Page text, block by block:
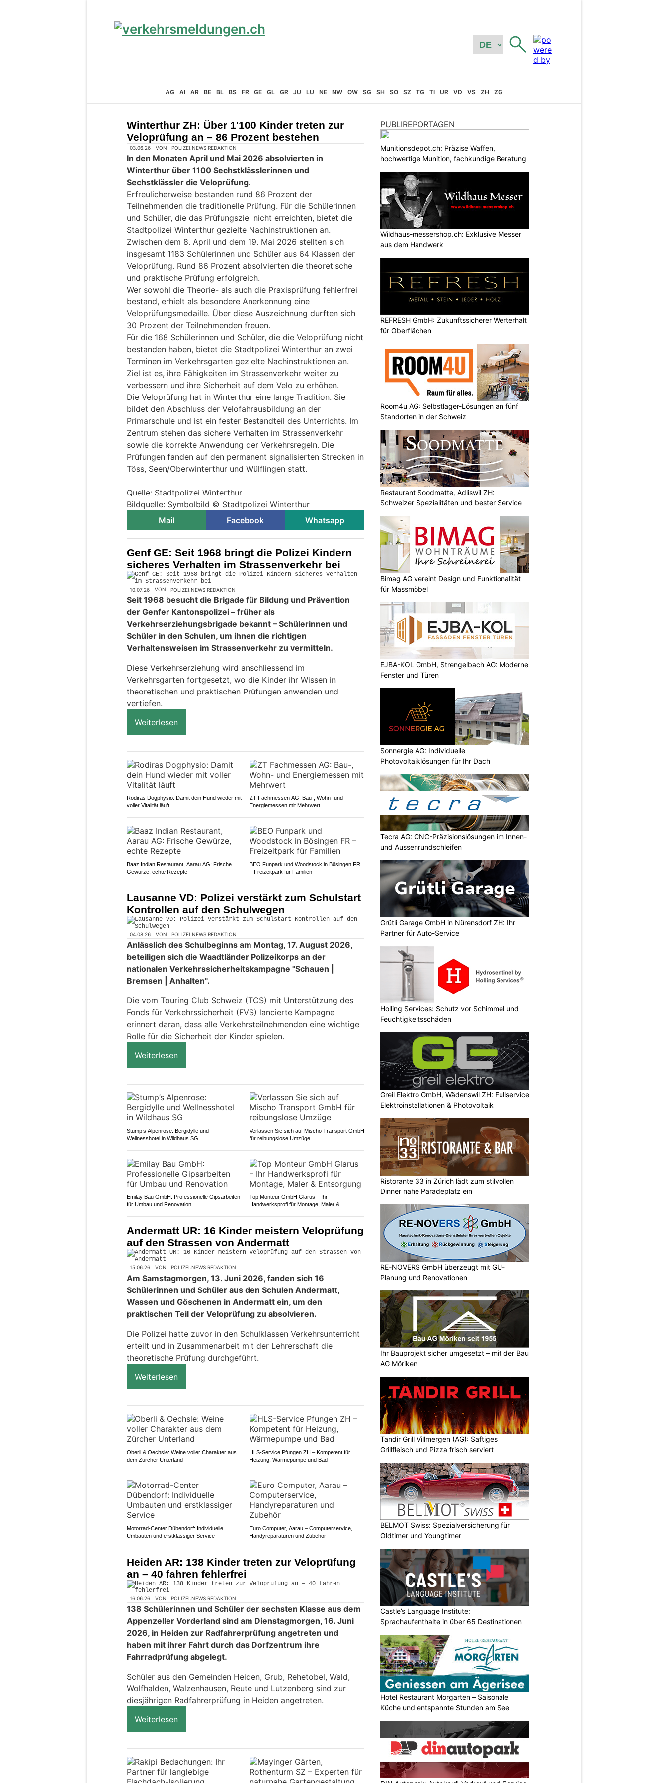
AG AI AR BE BL BS FR GE GL GR JU LU NE NW OW SG SH SO SZ TG TI UR VD VS ZH ZG
Winterthur ZH: Über 1'100 Kinder treten zur
Veloprüfung an – 86 Prozent bestehen
03.06.26 VON POLIZEI.NEWS REDAKTION
In den Monaten April und Mai 2026 absolvierten in
Winterthur über 1100 Sechstklässlerinnen und
Sechstklässler die Veloprüfung.
Erfreulicherweise bestanden rund 86 Prozent der
Teilnehmenden die traditionelle Prüfung. Für die Schülerinnen
und Schüler, die das Prüfungsziel nicht erreichten, bietet die
Stadtpolizei Winterthur gezielte Nachinstruktionen an.
Zwischen dem 8. April und dem 19. Mai 2026 stellten sich
insgesamt 1183 Schülerinnen und Schüler aus 64 Klassen der
Veloprüfung. Rund 86 Prozent absolvierten die theoretische
und praktische Prüfung erfolgreich.
Wer sowohl die Theorie- als auch die Praxisprüfung fehlerfrei
bestand, erhielt als besondere Anerkennung eine
Veloprüfungsmedaille. Über diese Auszeichnung durften sich
30 Prozent der Teilnehmenden freuen.
Für die 168 Schülerinnen und Schüler, die die Veloprüfung nicht
bestanden haben, bietet die Stadtpolizei Winterthur an zwei
Terminen im Verkehrsgarten gezielte Nachinstruktionen an.
Ziel ist es, ihre Fähigkeiten im Strassenverkehr weiter zu
verbessern und ihre Sicherheit auf dem Velo zu erhöhen.
Die Veloprüfung hat in Winterthur eine lange Tradition. Sie
bildet den Abschluss der Velofahrausbildung an der
Primarschule und ist ein fester Bestandteil des Unterrichts. Im
Zentrum stehen das sichere Verhalten im Strassenverkehr
sowie die korrekte Anwendung der Verkehrsregeln. Die
Prüfungen fanden auf den permanent signalisierten Strecken in
Töss, Seen/Oberwinterthur und Wülflingen statt.
Quelle: Stadtpolizei Winterthur
Bildquelle: Symbolbild © Stadtpolizei Winterthur
Mail
Facebook Whatsapp
Genf GE: Seit 1968 bringt die Polizei Kindern
sicheres Verhalten im Strassenverkehr bei
10.07.26 VON POLIZEI.NEWS REDAKTION
Seit 1968 besucht die Brigade für Bildung und Prävention
der Genfer Kantonspolizei – früher als
Verkehrserziehungsbrigade bekannt – Schülerinnen und
Schüler in den Schulen, um ihnen die richtigen
Verhaltensweisen im Strassenverkehr zu vermitteln.
Diese Verkehrserziehung wird anschliessend im
Verkehrsgarten fortgesetzt, wo die Kinder ihr Wissen in
theoretischen und praktischen Prüfungen anwenden und
vertiefen.
Weiterlesen
Rodiras Dogphysio: Damit dein Hund wieder mit
voller Vitalität läuft
ZT Fachmessen AG: Bau-, Wohn- und
Energiemessen mit Mehrwert
Baaz Indian Restaurant, Aarau AG: Frische
Gewürze, echte Rezepte
BEO Funpark und Woodstock in Bösingen FR
– Freizeitpark für Familien
Lausanne VD: Polizei verstärkt zum Schulstart
Kontrollen auf den Schulwegen
04.08.26 VON POLIZEI.NEWS REDAKTION
Anlässlich des Schulbeginns am Montag, 17. August 2026,
beteiligen sich die Waadtländer Polizeikorps an der
nationalen Verkehrssicherheitskampagne "Schauen |
Bremsen | Anhalten".
Die vom Touring Club Schweiz (TCS) mit Unterstützung des
Fonds für Verkehrssicherheit (FVS) lancierte Kampagne
erinnert daran, dass alle Verkehrsteilnehmenden eine wichtige
Rolle für die Sicherheit der Kinder spielen.
Weiterlesen
Stump’s Alpenrose: Bergidylle und
Wellnesshotel in Wildhaus SG
Verlassen Sie sich auf Mischo Transport GmbH
für reibungslose Umzüge
Emilay Bau GmbH: Professionelle Gipsarbeiten
für Umbau und Renovation
Top Monteur GmbH Glarus – Ihr
Handwerksprofi für Montage, Maler &
Andermatt UR: 16 Kinder meistern Veloprüfung
auf den Strassen von Andermatt
15.06.26 VON POLIZEI.NEWS REDAKTION
Am Samstagmorgen, 13. Juni 2026, fanden sich 16
Schülerinnen und Schüler aus den Schulen Andermatt,
Wassen und Göschenen in Andermatt ein, um den
praktischen Teil der Veloprüfung zu absolvieren.
Die Polizei hatte zuvor in den Schulklassen Verkehrsunterricht
erteilt und in Zusammenarbeit mit der Lehrerschaft die
theoretische Prüfung durchgeführt.
Weiterlesen
Oberli & Oechsle: Weine voller Charakter aus
dem Zürcher Unterland
HLS-Service Pfungen ZH – Kompetent für
Heizung, Wärmepumpe und Bad
Motorrad-Center Dübendorf: Individuelle
Umbauten und erstklassiger Service
Euro Computer, Aarau – Computerservice,
Handyreparaturen und Zubehör
Heiden AR: 138 Kinder treten zur Veloprüfung
an – 40 fahren fehlerfrei
16.06.26 VON POLIZEI.NEWS REDAKTION
138 Schülerinnen und Schüler der sechsten Klasse aus dem
Appenzeller Vorderland sind am Dienstagmorgen, 16. Juni
2026, in Heiden zur Radfahrerprüfung angetreten und
haben mit ihrer Fahrt durch das Dorfzentrum ihre
Fahrradprüfung abgelegt.
Schüler aus den Gemeinden Heiden, Grub, Rehetobel, Wald,
Wolfhalden, Walzenhausen, Reute und Lutzenberg sind zur
diesjährigen Radfahrerprüfung in Heiden angetreten.
Weiterlesen
PUBLIREPORTAGEN
Munitionsdepot.ch: Präzise Waffen,
hochwertige Munition, fachkundige Beratung
Wildhaus-messershop.ch: Exklusive Messer
aus dem Handwerk
REFRESH GmbH: Zukunftssicherer Werterhalt
für Oberflächen
Room4u AG: Selbstlager-Lösungen an fünf
Standorten in der Schweiz
Restaurant Soodmatte, Adliswil ZH:
Schweizer Spezialitäten und bester Service
Bimag AG vereint Design und Funktionalität
für Massmöbel
EJBA-KOL GmbH, Strengelbach AG: Moderne
Fenster und Türen
Sonnergie AG: Individuelle
Photovoltaiklösungen für Ihr Dach
Tecra AG: CNC-Präzisionslösungen im Innen-
und Aussenrundschleifen
Grütli Garage GmbH in Nürensdorf ZH: Ihr
Partner für Auto-Service
Holling Services: Schutz vor Schimmel und
Feuchtigkeitsschäden
Greil Elektro GmbH, Wädenswil ZH: Fullservice
Elektroinstallationen & Photovoltaik
Ristorante 33 in Zürich lädt zum stilvollen
Dinner nahe Paradeplatz ein
RE-NOVERS GmbH überzeugt mit GU-
Planung und Renovationen
Ihr Bauprojekt sicher umgesetzt – mit der Bau
AG Möriken
Tandir Grill Villmergen (AG): Saftiges
Grillfleisch und Pizza frisch serviert
BELMOT Swiss: Spezialversicherung für
Oldtimer und Youngtimer
Castle’s Language Institute:
Sprachaufenthalte in über 65 Destinationen
Hotel Restaurant Morgarten – Saisonale
Küche und entspannte Stunden am See